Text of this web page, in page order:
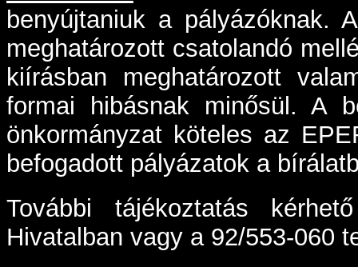
benyújtaniuk a pályázóknak.
meghatározott csatolandó
kiírásban meghatározott
formai hibásnak minősül. A
önkormányzat köteles az
befogadott pályázatok a
További tájékoztatás
Hivatalban vagy a 92/553-060